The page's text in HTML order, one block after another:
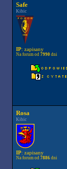
Safe
Kibic
IP: zapisany
Na forum od 7990dni
Rosa
Kibic
IP: zapisany
Na forum od 7886dni